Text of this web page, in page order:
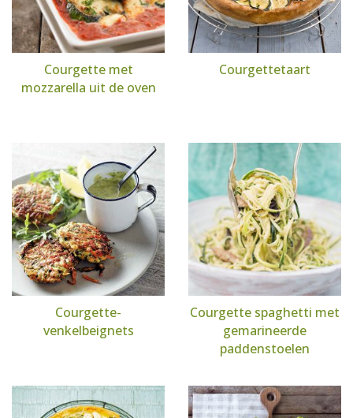
Courgette met
mozzarella uit de oven
Courgettetaart
Courgette-
venkelbeignets
Courgette spaghetti met
gemarineerde
paddenstoelen